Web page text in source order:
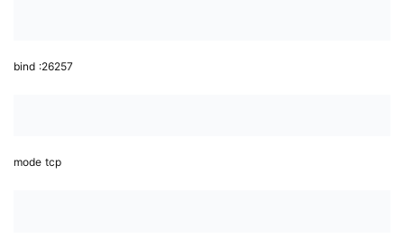
bind :26257
mode tcp